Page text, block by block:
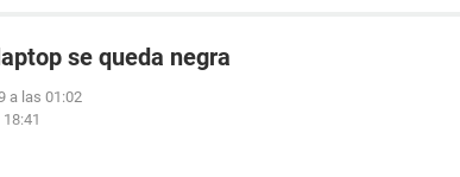
se queda negra
a las 01:02